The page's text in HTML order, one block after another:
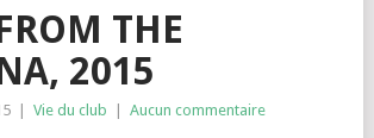
THE
2015
Vie du club Aucun commentaire